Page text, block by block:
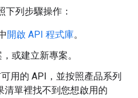
下列步驟操作：
開啟 API 程式庫。
或建立新專案。
用的 API，並按照產品系列
清單裡找不到您想啟用的